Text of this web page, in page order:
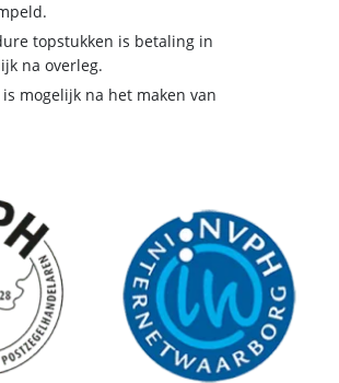
topstukken is betaling in
na overleg.
mogelijk na het maken van